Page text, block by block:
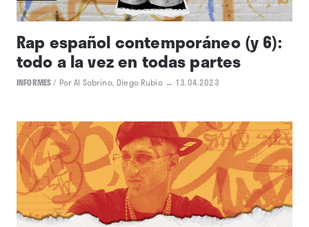
MÚSICA
Rap español contemporáneo (y 6):